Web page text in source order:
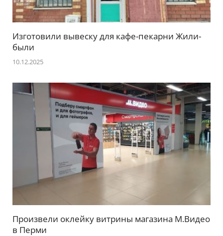
Изготовили вывеску для кафе-пекарни Жили-
были
10.12.2025
Произвели оклейку витрины магазина М.Видео
в Перми